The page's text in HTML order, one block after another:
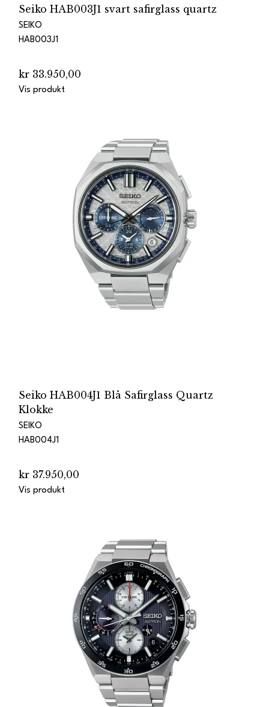
Seiko HAB003J1 svart safirglass quartz
SEIKO
HAB003J1
kr 33.950,00
Vis produkt
Seiko HAB004J1 Blå Safirglass Quartz
Klokke
SEIKO
HAB004J1
kr 37.950,00
Vis produkt